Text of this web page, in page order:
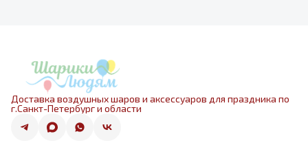
Доставка воздушных шаров и аксессуаров для праздника по
г.Санкт-Петербург и области